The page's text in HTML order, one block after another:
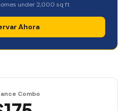
under 2,000 sq ft
Ahora
Combo